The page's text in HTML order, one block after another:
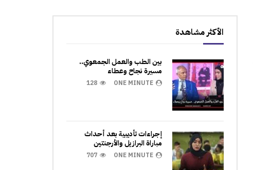
الأكثر مشاهدة
بين الطب والعمل الجمعوي..
مسيرة نجاح وعطاء
ONE MINUTE
128
إجراءات تأديبية بعد أحداث
مباراة البرازيل والأرجنتين
ONE MINUTE
707